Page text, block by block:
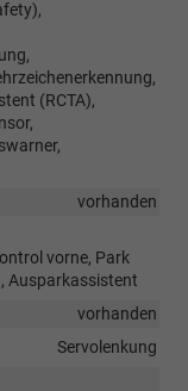
(RCTA),
vorhanden
vorne, Park
Ausparkassistent
vorhanden
Servolenkung